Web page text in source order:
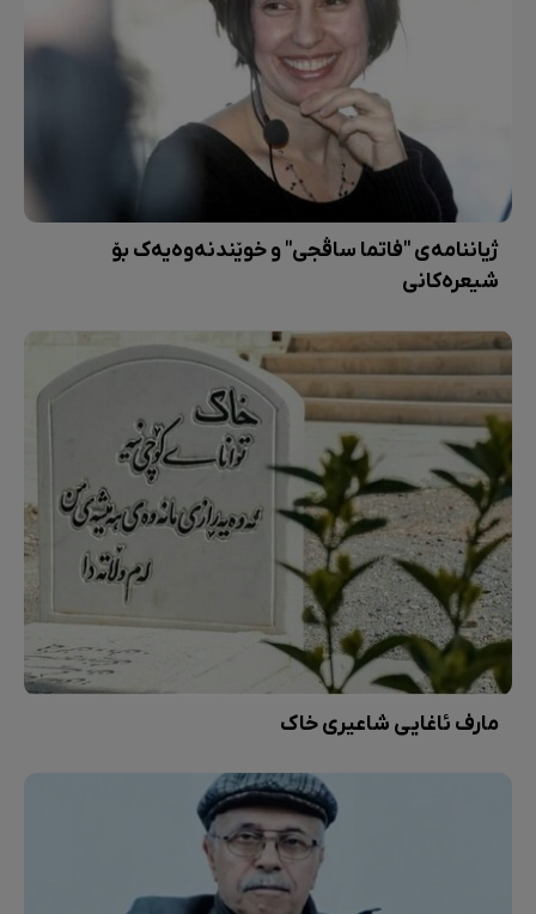
ژیاننامەی "فاتما ساڤجی" و خوێندنەوەیەک بۆ
شیعرەکانی
مارف ئاغایی شاعیری خاک